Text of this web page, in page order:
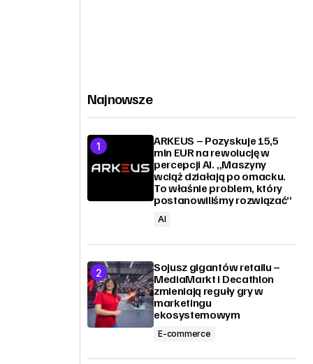
Najnowsze
ARKEUS – Pozyskuje 15,5
mln EUR na rewolucję w
percepcji AI. „Maszyny
wciąż działają po omacku.
To właśnie problem, który
postanowiliśmy rozwiązać”
AI
Sojusz gigantów retailu –
MediaMarkt i Decathlon
zmieniają reguły gry w
marketingu
ekosystemowym
E-commerce